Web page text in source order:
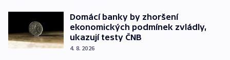
Domácí banky by zhoršení
ekonomických podmínek zvládly,
ukazují testy ČNB
4. 8. 2026